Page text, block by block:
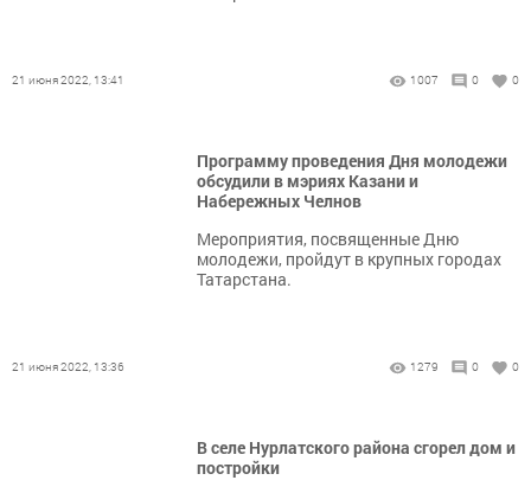
21 июня 2022, 13:41 1007 0 0
Программу проведения Дня молодежи
обсудили в мэриях Казани и
Набережных Челнов
Мероприятия, посвященные Дню
молодежи, пройдут в крупных городах
Татарстана.
21 июня 2022, 13:36 1279 0 0
В селе Нурлатского района сгорел дом и
постройки